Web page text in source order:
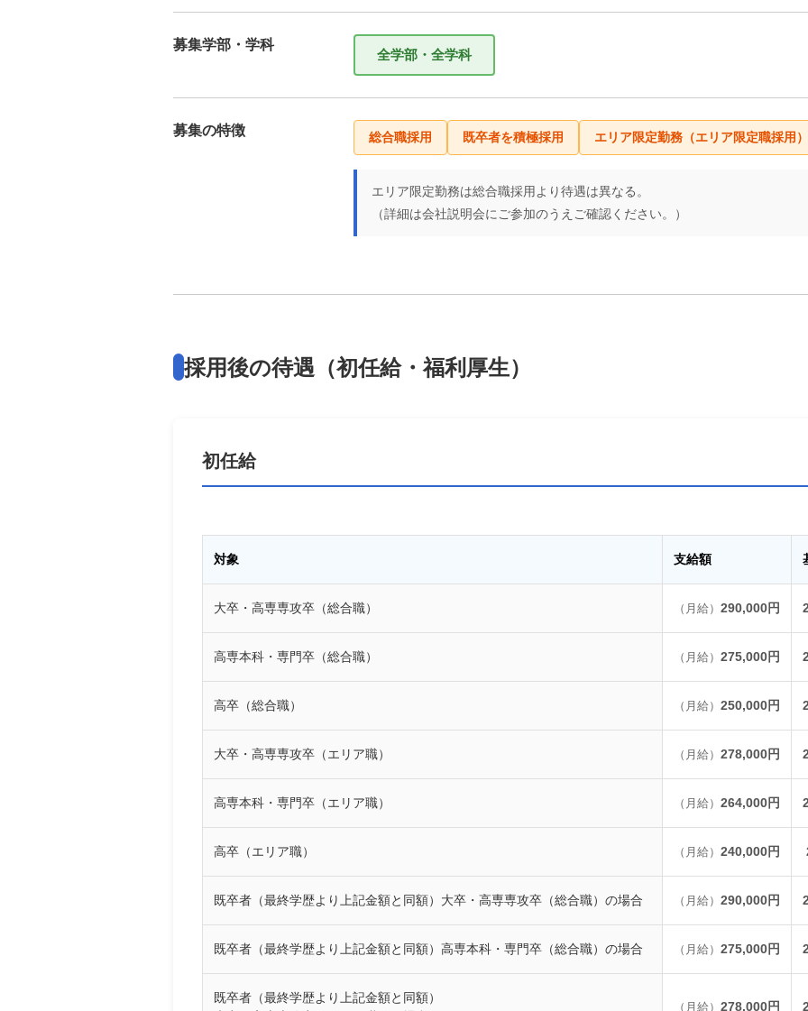
募集学部・学科
全学部・全学科
募集の特徴 総合職採用 既卒者を積極採用 エリア限定勤務（エリア限定職採用
エリア限定勤務は総合職採用より待遇は異なる。
（詳細は会社説明会にご参加のうえご確認ください。）
採用後の待遇 （初任給・福利厚生）
初任給
対象 支給額
大卒・高専専攻卒（総合職） （月給） 290,000円
高専本科・専門卒（総合職） （月給） 275,000円
高卒（総合職） （月給） 250,000円
大卒・高専専攻卒（エリア職） （月給） 278,000円
高専本科・専門卒（エリア職） （月給） 264,000円
高卒（エリア職） （月給） 240,000円
既卒者（最終学歴より上記金額と同額） 大卒・高専専攻卒（総合職）の場合 （月給） 290,000円
既卒者（最終学歴より上記金額と同額） 高専本科・専門卒（総合職）の場合 （月給） 275,000円
既卒者（最終学歴より上記金額と同額）
（月給） 278,000円